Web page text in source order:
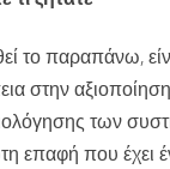
το παραπάνω,
στην
των
επαφή που έχει